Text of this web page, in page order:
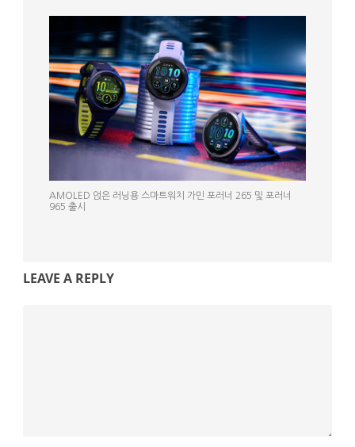
AMOLED 얹은 러닝용 스마트워치 가민 포러너 265 및 포러너
965 출시
LEAVE A REPLY